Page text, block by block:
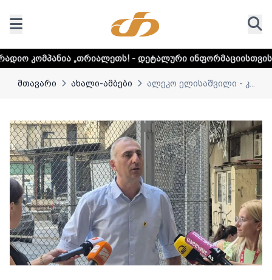
- დეტალური ინფორმაციისთვის დააკლიკეთ
მთავარი ახალი-ამბები ალეკო ელისაშვილი - კ...